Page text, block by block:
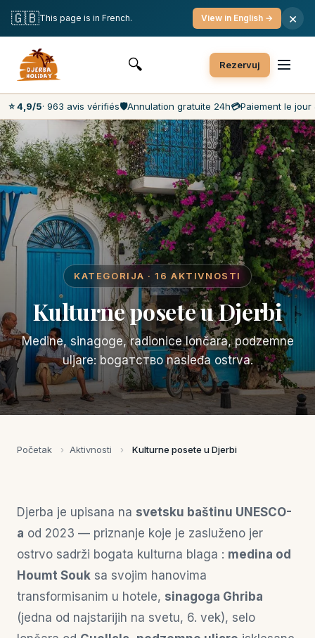
Besplatna otkazivanja
Najniže cene na tržištu
Korisničke službe 7 dana u nedelji
🔍 Rezervuj
⭐ 4,9/5· 963 avis vérifiés🛡️Annulation gratuite 24h💳Paiement le jour
KATEGORIJA · 16 AKTIVNOSTI
Kulturne posete u Djerbi
Medine, sinagoge, radionice lončara, podzemne
uljare: bogатство nasleđa ostrva.
Početak › Aktivnosti › Kulturne posete u Djerbi
Djerba je upisana na svetsku baštinu UNESCO-
а od 2023 — priznanje koje je zasluženo jer
ostrvo sadrži bogata kulturna blaga : medina od
Houmt Souk sa svojim hanovima
transformisanim u hotele, sinagoga Ghriba
(jedna od najstarijih na svetu, 6. vek), selo
🇬🇧This page is in French. View in English → ×